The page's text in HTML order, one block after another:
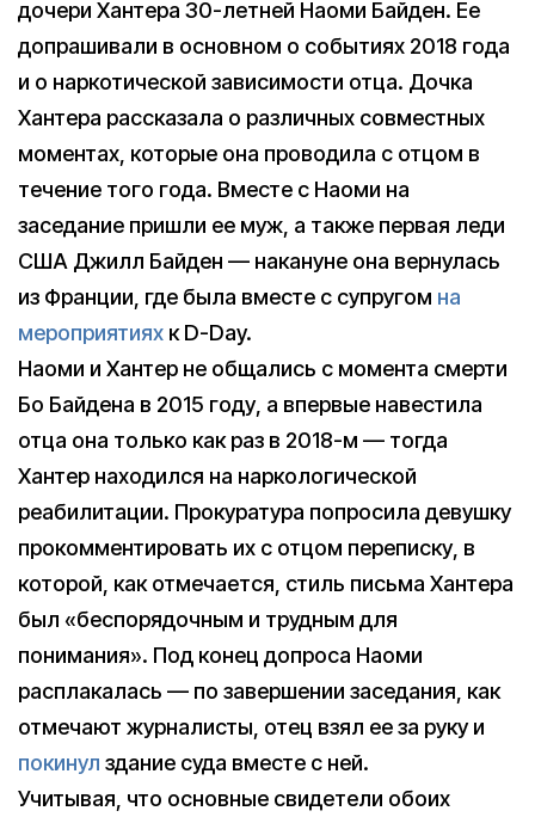
дочери Хантера 30-летней Наоми Байден. Ее
допрашивали в основном о событиях 2018 года
и о наркотической зависимости отца. Дочка
Хантера рассказала о различных совместных
моментах, которые она проводила с отцом в
течение того года. Вместе с Наоми на
заседание пришли ее муж, а также первая леди
США Джилл Байден — накануне она вернулась
из Франции, где была вместе с супругом на
мероприятиях к D-Day.
Наоми и Хантер не общались с момента смерти
Бо Байдена в 2015 году, а впервые навестила
отца она только как раз в 2018-м — тогда
Хантер находился на наркологической
реабилитации. Прокуратура попросила девушку
прокомментировать их с отцом переписку, в
которой, как отмечается, стиль письма Хантера
был «беспорядочным и трудным для
понимания». Под конец допроса Наоми
расплакалась — по завершении заседания, как
отмечают журналисты, отец взял ее за руку и
покинул здание суда вместе с ней.
Учитывая, что основные свидетели обоих